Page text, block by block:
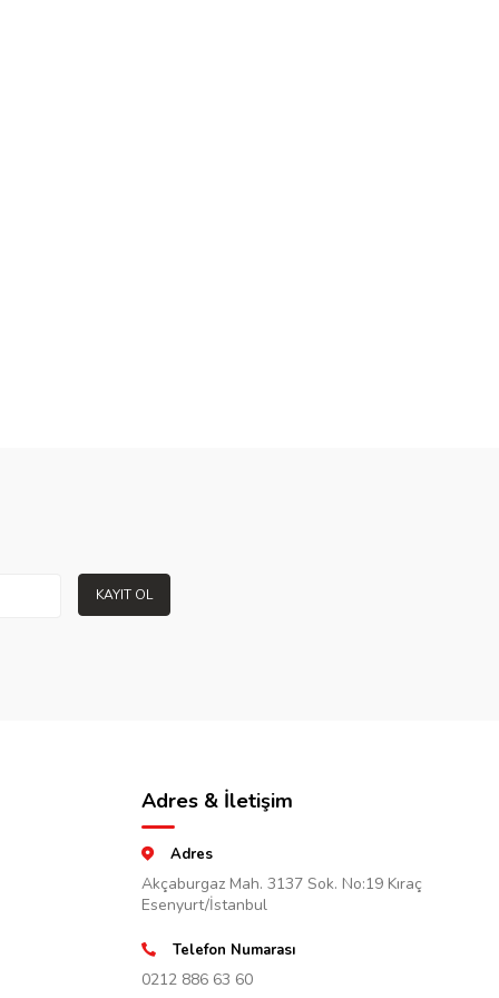
KAYIT OL
Adres & İletişim
Adres
Akçaburgaz Mah. 3137 Sok. No:19 Kıraç
Esenyurt/İstanbul
Telefon Numarası
0212 886 63 60